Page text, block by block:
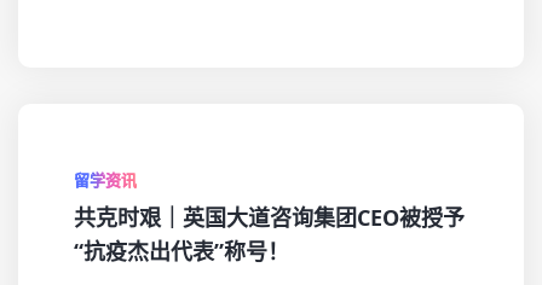
留学资讯
共克时艰｜英国大道咨询集团CEO被授予
“抗疫杰出代表”称号！